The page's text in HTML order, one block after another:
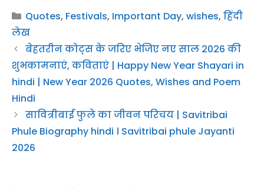
Categories
Quotes, Festivals, Important Day, wishes, हिंदी
लेख
बेहतरीन कोट्स के जरिए भेजिए नए साल 2026 की
शुभकामनाएं, कविताएं | Happy New Year Shayari in
hindi | New Year 2026 Quotes, Wishes and Poem
Hindi
सावित्रीबाई फुले का जीवन परिचय | Savitribai
Phule Biography hindi । Savitribai phule Jayanti
2026